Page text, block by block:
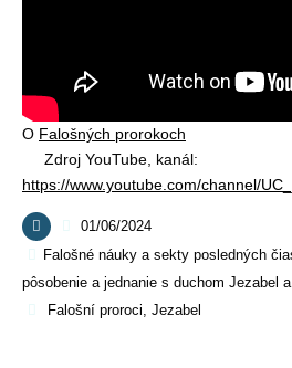
O Falošných prorokoch
Zdroj YouTube, kanál:
https://www.youtube.com/channel/
01/06/2024
Falošné náuky a sekty posledných
pôsobenie a jednanie s duchom Jezabel
Falošní proroci, Jezabel